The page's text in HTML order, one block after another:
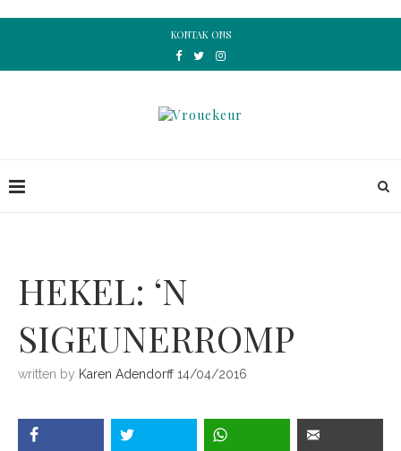
KONTAK ONS
HEKEL: ‘N
SIGEUNERROMP
written by Karen Adendorff 14/04/2016